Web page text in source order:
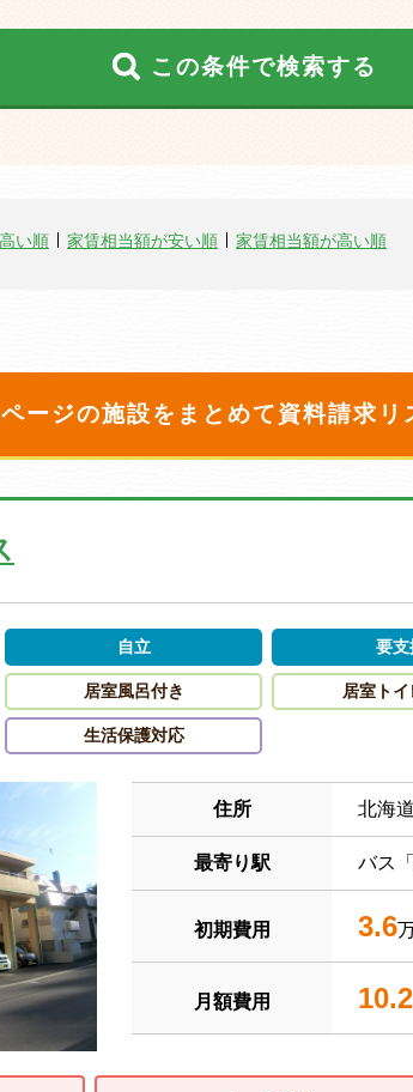
この条件で検索する
い順 家賃相当額が安い順 家賃相当額が高い順
ージの施設をまとめて資料請求リ
自立 要支
居室風呂付き 居室トイ
生活保護対応
住所 北海
最寄り駅 バス
初期費用 3.6
月額費用 10.2